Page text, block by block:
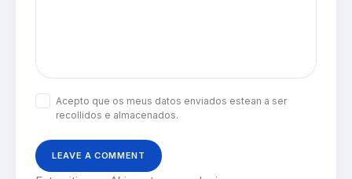
Acepto que os meus datos enviados estean a ser
recollidos e almacenados.